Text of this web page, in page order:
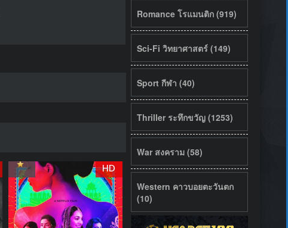
HD
Romance โรแมนติก (919)
Sci-Fi วิทยาศาสตร์ (149)
Sport กีฬา (40)
Thriller ระทึกขวัญ (1253)
War สงคราม (58)
Western คาวบอยตะวันตก
(10)